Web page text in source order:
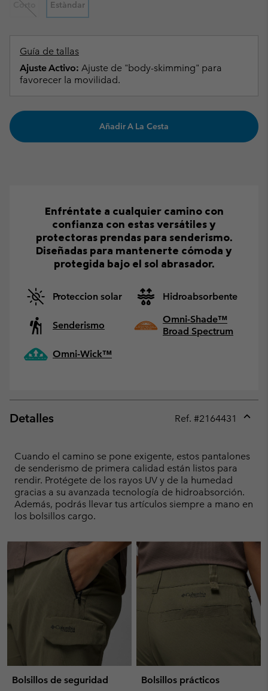
Corto Estàndar
Guía de tallas
Ajuste Activo: Ajuste de "body-skimming" para
favorecer la movilidad.
Añadir A La Cesta
Enfréntate a cualquier camino con
confianza con estas versátiles y
protectoras prendas para senderismo.
Diseñadas para mantenerte cómoda y
protegida bajo el sol abrasador.
Proteccion solar Hidroabsorbente
Senderismo
Omni-Shade™
Broad Spectrum
Omni-Wick™
Detalles Ref. #2164431
Cuando el camino se pone exigente, estos pantalones
de senderismo de primera calidad están listos para
rendir. Protégete de los rayos UV y de la humedad
gracias a su avanzada tecnología de hidroabsorción.
Además, podrás llevar tus artículos siempre a mano en
los bolsillos cargo.
Bolsillos de seguridad
Bolsillos prácticos